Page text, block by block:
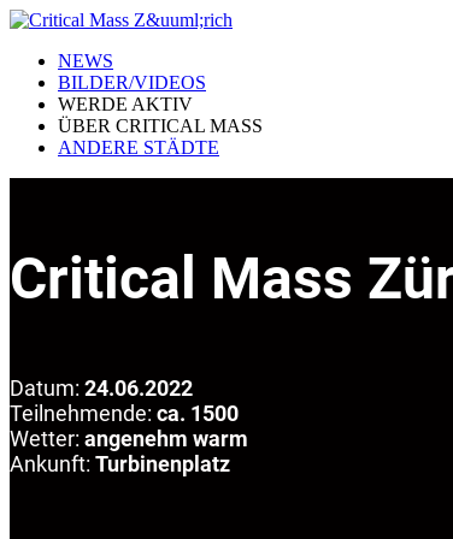
NEWS
BILDER/VIDEOS
WERDE AKTIV
ÜBER CRITICAL MASS
ANDERE STÄDTE
Critical Mass
Datum: 24.06.2022
Teilnehmende: ca. 1500
Wetter: angenehm warm
Ankunft: Turbinenplatz